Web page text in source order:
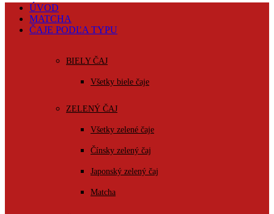
ÚVOD
MATCHA
ČAJE PODĽA TYPU
BIELY ČAJ
Všetky biele čaje
ZELENÝ ČAJ
Všetky zelené čaje
Čínsky zelený čaj
Japonský zelený čaj
Matcha